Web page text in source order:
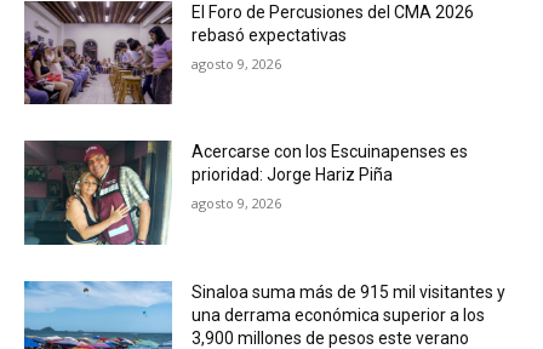
El Foro de Percusiones del CMA 2026
rebasó expectativas
agosto 9, 2026
Acercarse con los Escuinapenses es
prioridad: Jorge Hariz Piña
agosto 9, 2026
Sinaloa suma más de 915 mil visitantes y
una derrama económica superior a los
3,900 millones de pesos este verano